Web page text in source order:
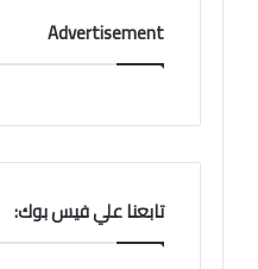
Advertisement
تابعنا علي فيس بوك: